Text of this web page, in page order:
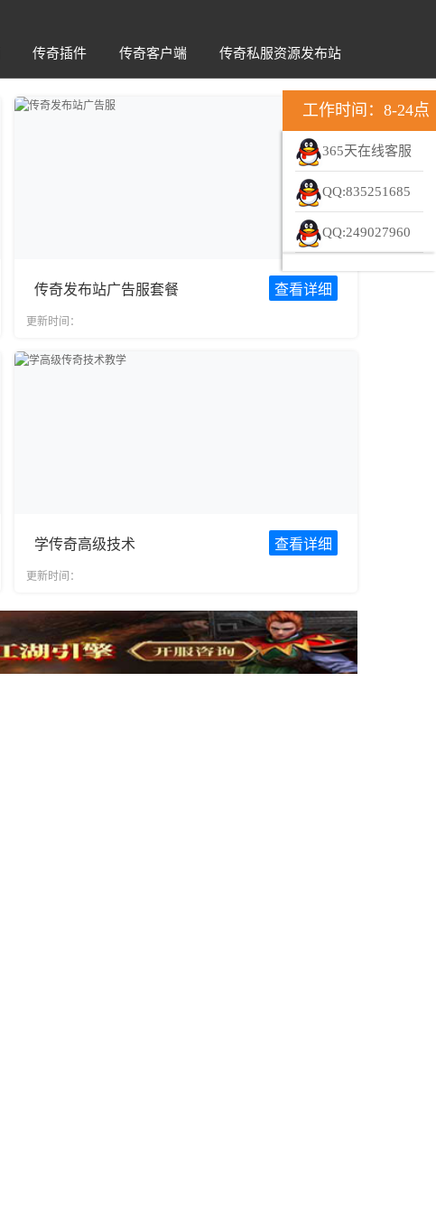
传奇插件 传奇客户端 传奇私服资源发布站
传奇发布站广告服套餐 查看详细
更新时间：
学传奇高级技术 查看详细
更新时间：
工作时间：8-24点
365天在线客服
QQ:835251685
QQ:249027960